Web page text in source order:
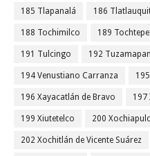
185 Tlapanalá 186
188 Tochimilco 189
191 Tulcingo 192
194 Venustiano Carranza
196 Xayacatlán de Bravo 197
199 Xiutetelco 200
202 Xochitlán de Vicente Suárez